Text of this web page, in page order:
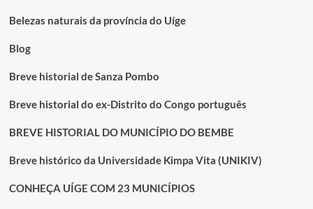
Belezas naturais da província do Uíge
Blog
Breve historial de Sanza Pombo
Breve historial do ex-Distrito do Congo português
BREVE HISTORIAL DO MUNICÍPIO DO BEMBE
Breve histórico da Universidade Kimpa Vita (UNIKIV)
CONHEÇA UÍGE COM 23 MUNICÍPIOS